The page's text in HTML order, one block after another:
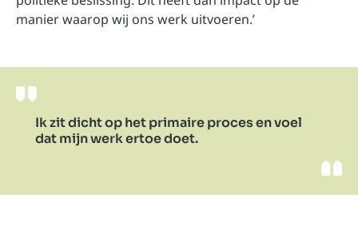
manier waarop wij ons werk uitvoeren.’
Ik zit dicht op het primaire proces en voel
dat mijn werk ertoe doet.